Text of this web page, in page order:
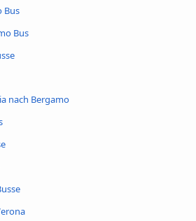
Bus
Bus
nach Bergamo